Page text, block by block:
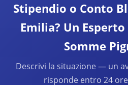
Stipendio o Conto
Emilia? Un
Somme
Descrivi la situazione — un
risponde entro 24